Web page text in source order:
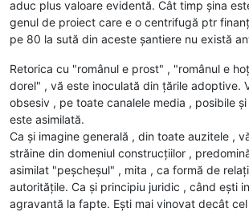
aduc plus valoare evidentă. Cât timp șina
genul de proiect care e o centrifugă ptr
pe 80 la sută din aceste șantiere nu există
Retorica cu "românul e prost" , "românul e
dorel" , vă este inoculată din țările adoptive.
obsesiv , pe toate canalele media , posibile
este asimilată.
Ca și imagine generală , din toate auzitele ,
străine din domeniul construcțiilor ,
asimilat "peșcheșul" , mita , ca formă de
autoritățile. Ca și principiu juridic , când ești
agravantă la fapte. Ești mai vinovat decât